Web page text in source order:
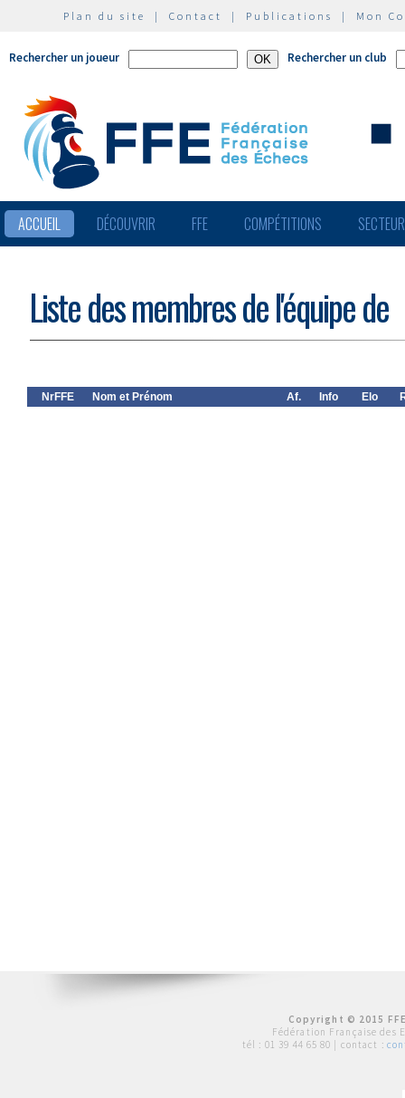
Plan du site | Contact | Publications | Mon
Rechercher un joueur Rechercher un club
ACCUEIL DÉCOUVRIR FFE COMPÉTITIONS
Liste des membres de l'équipe de
NrFFE Nom et Prénom Af. Info Elo
Copyright © 2015
Fédération Française des
tél : 01 39 44 65 80 | contact :